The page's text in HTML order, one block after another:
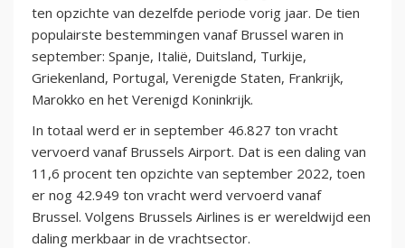
ten opzichte van dezelfde periode vorig jaar. De tien
populairste bestemmingen vanaf Brussel waren in
september: Spanje, Italië, Duitsland, Turkije,
Griekenland, Portugal, Verenigde Staten, Frankrijk,
Marokko en het Verenigd Koninkrijk.
In totaal werd er in september 46.827 ton vracht
vervoerd vanaf Brussels Airport. Dat is een daling van
11,6 procent ten opzichte van september 2022, toen
er nog 42.949 ton vracht werd vervoerd vanaf
Brussel. Volgens Brussels Airlines is er wereldwijd een
daling merkbaar in de vrachtsector.